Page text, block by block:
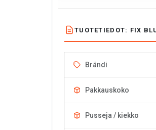
TUOTETIEDOT: FIX
Brändi
Pakkauskoko
Pusseja / kiekko